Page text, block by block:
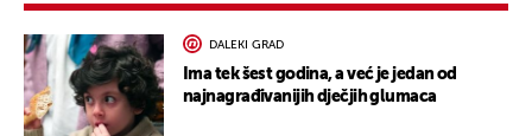
DALEKI GRAD
Ima tek šest godina, a već je jedan od
najnagrađivanijih dječjih glumaca